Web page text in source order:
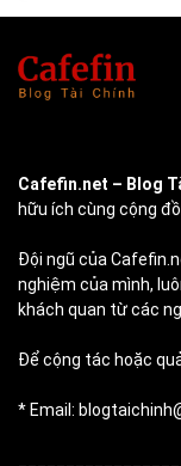
Cafefin.net – Blog
hữu ích cùng cộng
Đội ngũ của
nghiệm của mình,
khách quan từ các
Để cộng tác hoặc
* Email: